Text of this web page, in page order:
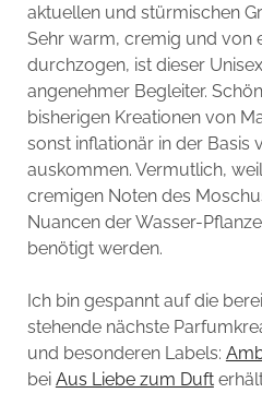
aktuellen und stürmischen
Sehr warm, cremig und von
durchzogen, ist dieser
angenehmer Begleiter.
bisherigen Kreationen von
sonst inflationär in der Basis
auskommen. Vermutlich,
cremigen Noten des
Nuancen der Wasser-
benötigt werden.
Ich bin gespannt auf die
stehende nächste
und besonderen Labels:
bei Aus Liebe zum Duft